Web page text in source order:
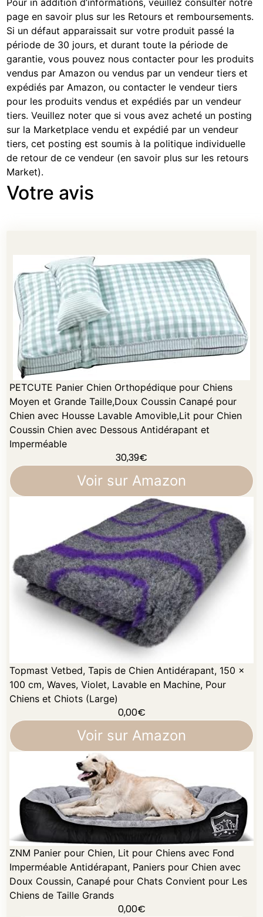
Pour in addition d’informations, veuillez consulter notre
pageen savoir plus sur les Retours et remboursements.
Si un défaut apparaissait sur votre produit passé la
période de 30 jours, et durant toute la période de
garantie, vous pouvez nous contacter pour les produits
vendus par Amazon ou vendus par un vendeur tiers et
expédiés par Amazon, ou contacter le vendeur tiers
pour les produits vendus et expédiés par un vendeur
tiers. Veuillez noter que si vous avez acheté un posting
sur la Marketplace vendu et expédié par un vendeur
tiers, cet posting est soumis à la politique individuelle
de retour de ce vendeur (en savoir plus sur les retours
Market).
Votre avis
PETCUTE Panier Chien Orthopédique pour Chiens
Moyen et Grande Taille,Doux Coussin Canapé pour
Chien avec Housse Lavable Amovible,Lit pour Chien
Coussin Chien avec Dessous Antidérapant et
Imperméable
30,39€
Voir sur Amazon
Topmast Vetbed, Tapis de Chien Antidérapant, 150 x
100 cm, Waves, Violet, Lavable en Machine, Pour
Chiens et Chiots (Large)
0,00€
Voir sur Amazon
ZNM Panier pour Chien, Lit pour Chiens avec Fond
Imperméable Antidérapant, Paniers pour Chien avec
Doux Coussin, Canapé pour Chats Convient pour Les
Chiens de Taille Grands
0,00€